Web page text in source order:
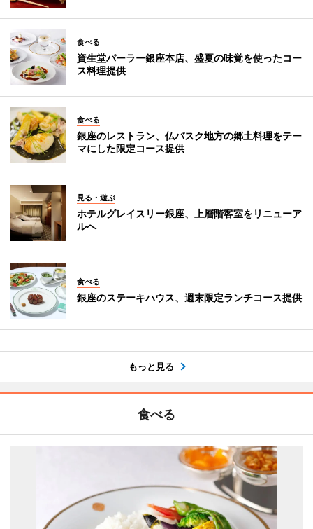
食べる
資生堂パーラー銀座本店、盛夏の味覚を使ったコー
ス料理提供
食べる
銀座のレストラン、仏バスク地方の郷土料理をテー
マにした限定コース提供
見る・遊ぶ
ホテルグレイスリー銀座、上層階客室をリニューア
ルへ
食べる
銀座のステーキハウス、週末限定ランチコース提供
もっと見る
食べる